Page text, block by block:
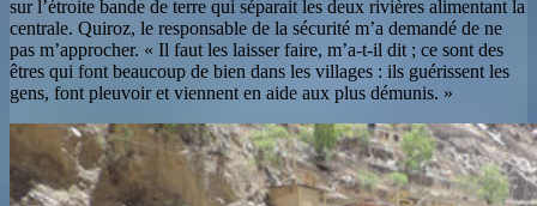
sur l’étroite bande de terre qui séparait les deux rivières alimentant la
centrale. Quiroz, le responsable de la sécurité m’a demandé de ne
pas m’approcher. « Il faut les laisser faire, m’a-t-il dit ; ce sont des
êtres qui font beaucoup de bien dans les villages : ils guérissent les
gens, font pleuvoir et viennent en aide aux plus démunis. »